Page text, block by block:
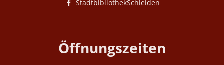
StadtbibliothekSchleiden
Öffnungszeiten